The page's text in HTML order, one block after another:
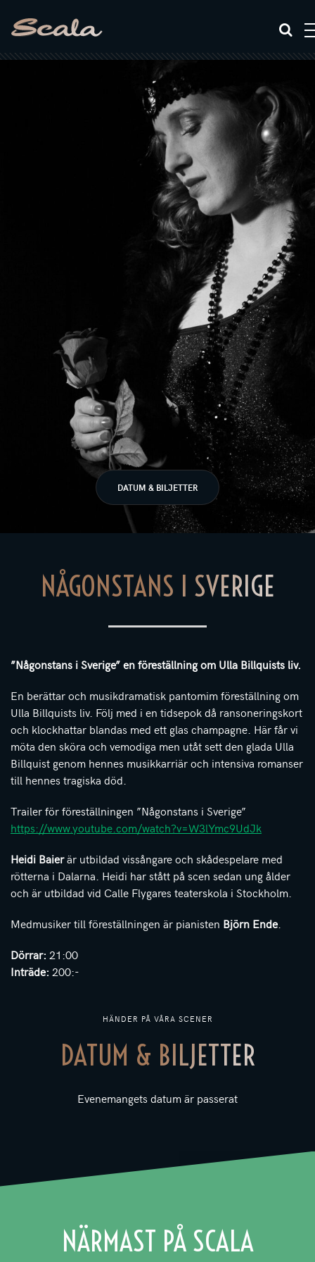
DATUM & BILJETTER
HÄNDER PÅ VÅRA SCENER
DATUM & BILJETTER
Evenemangets datum är passerat
NÅGONSTANS I SVERIGE
”Någonstans i Sverige” en föreställning om Ulla Billquists liv.
En berättar och musikdramatisk pantomim föreställning om
Ulla Billquists liv. Följ med i en tidsepok då ransoneringskort
och klockhattar blandas med ett glas champagne. Här får vi
möta den sköra och vemodiga men utåt sett den glada Ulla
Billquist genom hennes musikkarriär och intensiva romanser
till hennes tragiska död.
Trailer för föreställningen ”Någonstans i Sverige”
https://www.youtube.com/watch?v=W3lYmc9UdJk
Heidi Baierär utbildad vissångare och skådespelare med
rötterna i Dalarna. Heidi har stått på scen sedan ung ålder
och är utbildad vid Calle Flygares teaterskola i Stockholm.
Medmusiker till föreställningen är pianisten Björn Ende
Dörrar: 21:00
Inträde: 200:-
NÄRMAST PÅ SCALA